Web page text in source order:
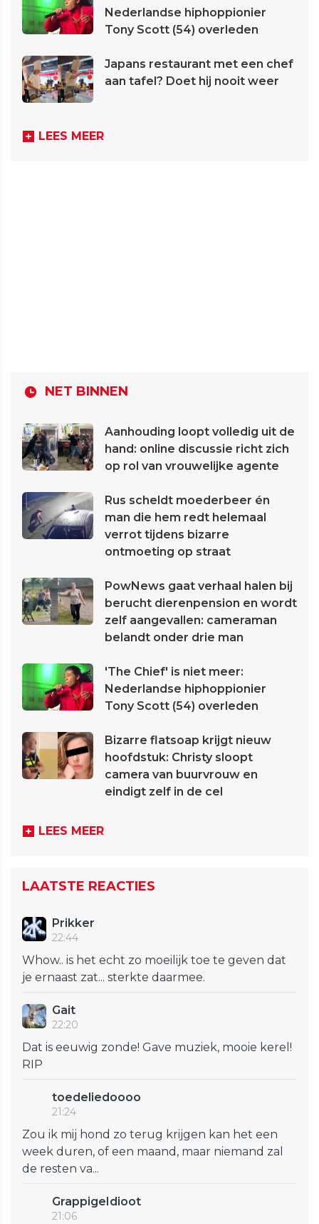
Nederlandse hiphoppionier
Tony Scott (54) overleden
Japans restaurant met een chef
aan tafel? Doet hij nooit weer
LEES MEER
NET BINNEN
Aanhouding loopt volledig uit de
hand: online discussie richt zich
op rol van vrouwelijke agente
Rus scheldt moederbeer én
man die hem redt helemaal
verrot tijdens bizarre
ontmoeting op straat
PowNews gaat verhaal halen bij
berucht dierenpension en wordt
zelf aangevallen: cameraman
belandt onder drie man
'The Chief' is niet meer:
Nederlandse hiphoppionier
Tony Scott (54) overleden
Bizarre flatsoap krijgt nieuw
hoofdstuk: Christy sloopt
camera van buurvrouw en
eindigt zelf in de cel
LEES MEER
LAATSTE REACTIES
Prikker
22:44
Whow.. is het echt zo moeilijk toe te geven dat
je ernaast zat... sterkte daarmee.
Gait
22:20
Dat is eeuwig zonde! Gave muziek, mooie kerel!
RIP
toedeliedoooo
21:24
Zou ik mij hond zo terug krijgen kan het een
week duren, of een maand, maar niemand zal
de resten va...
GrappigeIdioot
21:06